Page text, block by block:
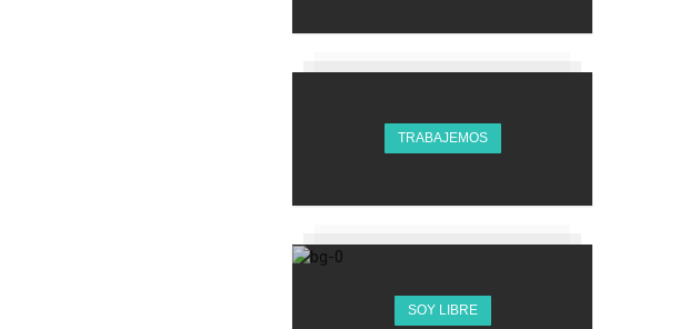
TRABAJEMOS
SOY LIBRE